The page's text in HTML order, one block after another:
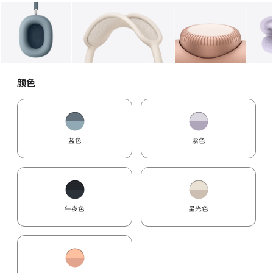
图库 1 图库 图像 图库 图像
颜色
蓝色 紫色
午夜色 星光色